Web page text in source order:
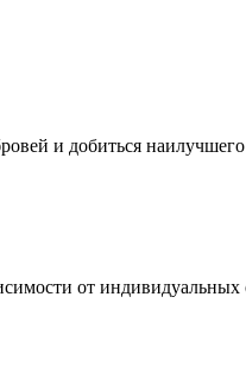
и добиться наилучшего
от